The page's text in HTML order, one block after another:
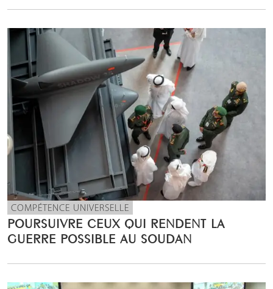
COMPÉTENCE UNIVERSELLE
POURSUIVRE CEUX QUI RENDENT LA
GUERRE POSSIBLE AU SOUDAN